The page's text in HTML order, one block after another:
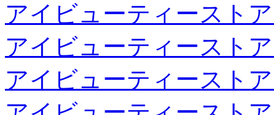
アイビューティースト
アイビューティースト
アイビューティースト